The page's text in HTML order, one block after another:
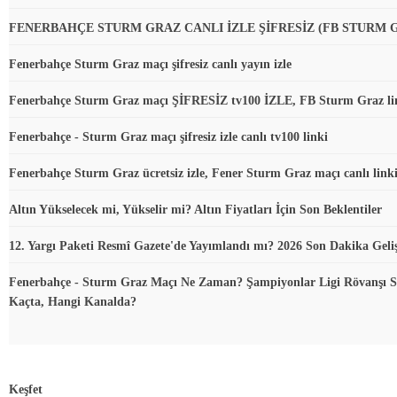
FENERBAHÇE STURM GRAZ CANLI İZLE ŞİFRESİZ (FB STURM
Fenerbahçe Sturm Graz maçı şifresiz canlı yayın izle
Fenerbahçe Sturm Graz maçı ŞİFRESİZ tv100 İZLE, FB Sturm Graz
Fenerbahçe - Sturm Graz maçı şifresiz izle canlı tv100 linki
Fenerbahçe Sturm Graz ücretsiz izle, Fener Sturm Graz maçı canlı linki
Altın Yükselecek mi, Yükselir mi? Altın Fiyatları İçin Son Beklentiler
12. Yargı Paketi Resmî Gazete'de Yayımlandı mı? 2026 Son Dakika
Fenerbahçe - Sturm Graz Maçı Ne Zaman? Şampiyonlar Ligi Rövanşı
Kaçta, Hangi Kanalda?
Keşfet